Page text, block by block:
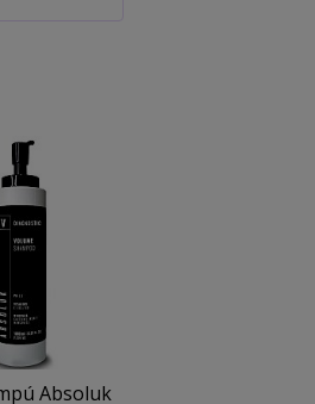
Absoluk